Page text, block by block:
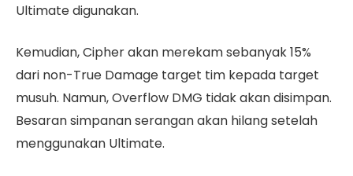
Ultimate digunakan.
Kemudian, Cipher akan merekam sebanyak 15%
dari non-True Damage target tim kepada target
musuh. Namun, Overflow DMG tidak akan disimpan.
Besaran simpanan serangan akan hilang setelah
menggunakan Ultimate.